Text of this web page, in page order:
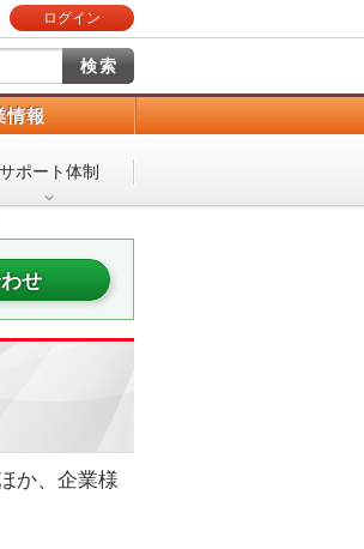
ログイン
情報
サポート体制
せ
か、企業様